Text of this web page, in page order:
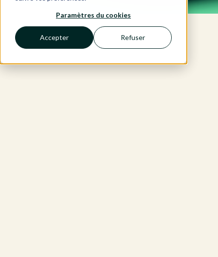
Paramètres du cookies
Accepter Refuser